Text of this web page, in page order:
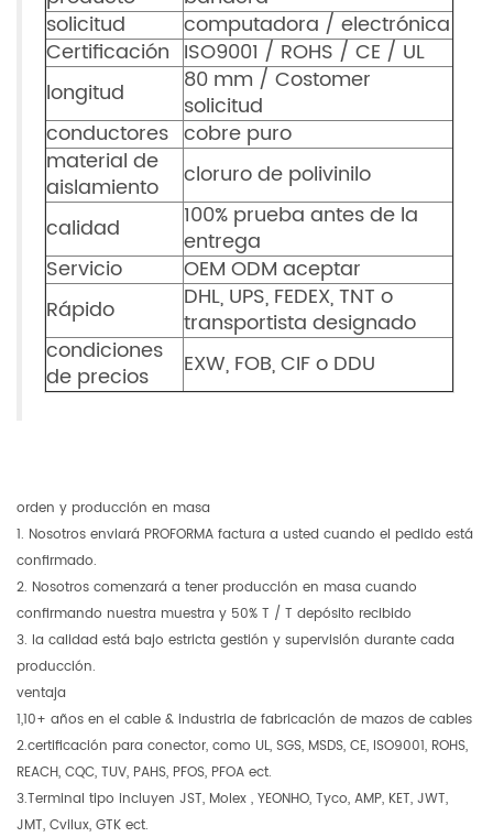
solicitud
computadora / electrónica
Certificación ISO9001 / ROHS / CE / UL
longitud
80 mm / Costomer
solicitud
conductores cobre puro
material de
aislamiento
cloruro de polivinilo
calidad
100% prueba antes de la
entrega
Servicio
OEM ODM aceptar
Rápido
DHL, UPS, FEDEX, TNT o
transportista designado
condiciones
de precios
EXW, FOB, CIF o DDU
orden y producción en masa
1. Nosotros enviará PROFORMA factura a usted cuando el pedido está
confirmado.
2. Nosotros comenzará a tener producción en masa cuando
confirmando nuestra muestra y 50% T / T depósito recibido
3. la calidad está bajo estricta gestión y supervisión durante cada
producción.
ventaja
1,10+ años en el cable & industria de fabricación de mazos de cables
2.certificación para conector, como UL, SGS, MSDS, CE, ISO9001, ROHS,
REACH, CQC, TUV, PAHS, PFOS, PFOA ect.
3.Terminal tipo incluyen JST, Molex , YEONHO, Tyco, AMP, KET, JWT,
JMT, Cvilux, GTK ect.